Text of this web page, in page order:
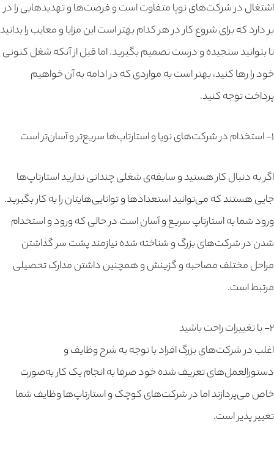
اشتغال در شرکت‌های نوپا متفاوت است و فرصت‌ها و تهدیدهایی را در
بر دارد که برای شروع کار در هر کدام بهتر است این مزایا و معایب را بدانید
تا بتوانید سنجیده و درست تصمیم بگیرید. اما قبل از آنکه شغل کنونی
خود را رها کنید، بهتر است به مواردی که در ادامه به آن خواهیم
پرداخت توجه کنید.
۱- استخدام در شرکت‌های نوپا و استارتاپ‌ها سریع‌تر و آسان‌تر است
اگر به دنبال کار هستید و سابقه‌ی شغلی چندانی ندارید استارتاپ‌ها
جایی هستند که می‌توانید استعدادها و توانایی‌هایتان را به کار بگیرید.
ورود شما به استارتاپ سریع‌ و آسان است در حالی که ورود و استخدام
شدن در شرکت‌های بزرگ و شناخته شده نیازمند پشت سر گذاشتن
مراحل مختلف مصاحبه و گزینش و همچنین داشتن مدارک تحصیلی
مرتبط است.
۲- با تغییرات راحت باشید
اغلب در شرکت‌های بزرگ افراد با توجه به شرح وظایف و
دستورالعمل‌های تعریف شده خود صرفا به انجام یک کار به‌صورت
خاص می‌پردازند اما در شرکت‌های کوچک و استارتاپ‌ها وظایف شما
تغییر پذیر است.